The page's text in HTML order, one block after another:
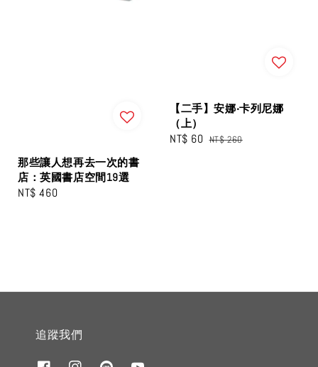
那些讓人想再去一次的書
店：英國書店空間19選
Regular
NT$ 460
【二手】安娜‧卡列尼娜
（上）
Sale
NT$ 60 Regular
NT$ 260
追蹤我們